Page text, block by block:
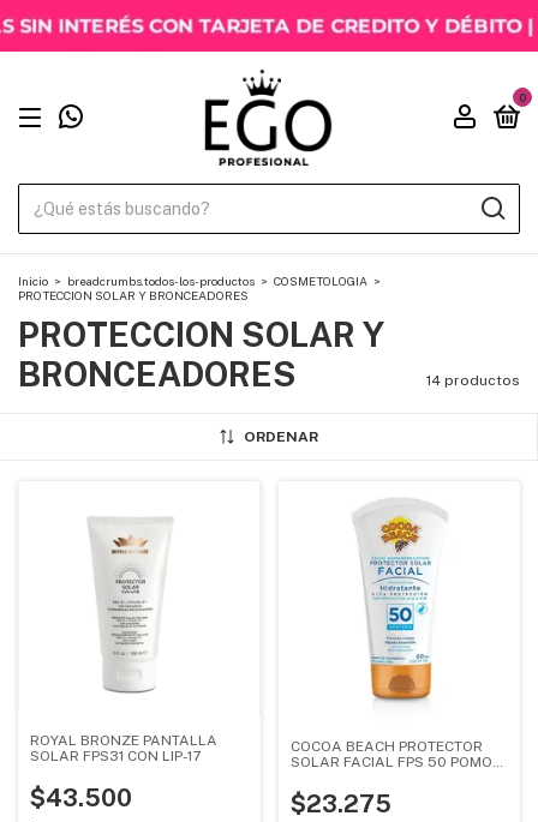
0
Inicio > breadcrumbs.todos-los-productos > COSMETOLOGIA >
PROTECCION SOLAR Y BRONCEADORES
PROTECCION SOLAR Y
BRONCEADORES
14 productos
ORDENAR
ROYAL BRONZE PANTALLA
SOLAR FPS31 CON LIP-17
$43.500
COCOA BEACH PROTECTOR
SOLAR FACIAL FPS 50 POMO
$23.275